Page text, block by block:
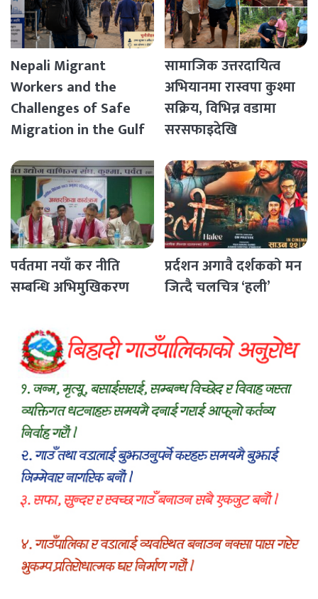
Nepali Migrant
Workers and the
Challenges of Safe
Migration in the Gulf
सामाजिक उत्तरदायित्व
अभियानमा रास्वपा कुश्मा
सक्रिय, विभिन्न वडामा
सरसफाइदेखि
पर्वतमा नयाँ कर नीति
सम्बन्धि अभिमुखिकरण
प्रर्दशन अगावै दर्शकको मन
जित्दै चलचित्र ‘हली’